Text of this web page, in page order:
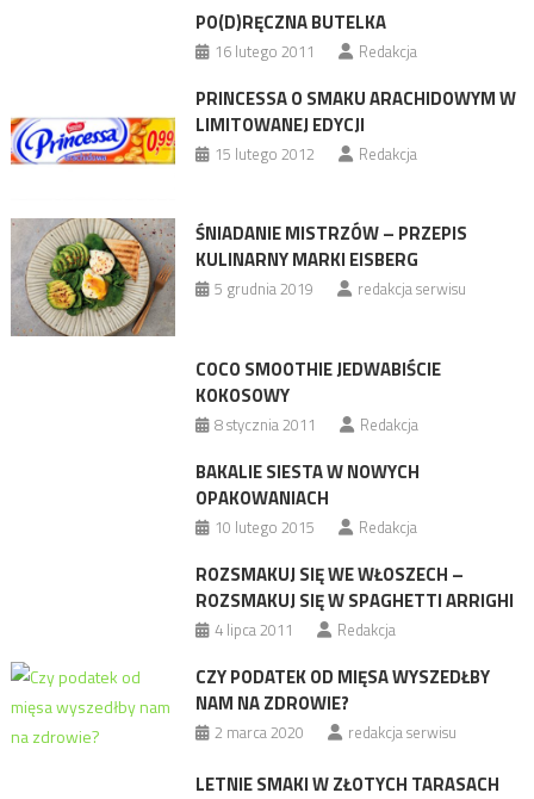
PO(D)RĘCZNA BUTELKA
16 lutego 2011 Redakcja
PRINCESSA O SMAKU ARACHIDOWYM W
LIMITOWANEJ EDYCJI
15 lutego 2012 Redakcja
ŚNIADANIE MISTRZÓW – PRZEPIS
KULINARNY MARKI EISBERG
5 grudnia 2019 redakcja serwisu
COCO SMOOTHIE JEDWABIŚCIE
KOKOSOWY
8 stycznia 2011 Redakcja
BAKALIE SIESTA W NOWYCH
OPAKOWANIACH
10 lutego 2015 Redakcja
ROZSMAKUJ SIĘ WE WŁOSZECH –
ROZSMAKUJ SIĘ W SPAGHETTI ARRIGHI
4 lipca 2011 Redakcja
CZY PODATEK OD MIĘSA WYSZEDŁBY
NAM NA ZDROWIE?
2 marca 2020 redakcja serwisu
LETNIE SMAKI W ZŁOTYCH TARASACH